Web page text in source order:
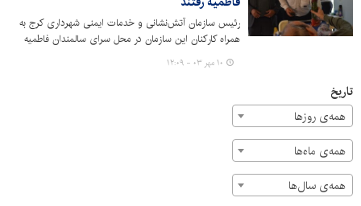
رئیس سازمان آتش‌نشانی و خدمات ایمنی شهرداری کرج به
همراه کارکنان این سازمان در محل سرای سالمندان فاطمیه
کرج حضور پیدا کردند.
۱۰ مهر ۰۳ - ۱۲:۰۹
تاریخ
همه‌ی روزها
همه‌ی ماه‌ها
همه‌ی سال‌ها